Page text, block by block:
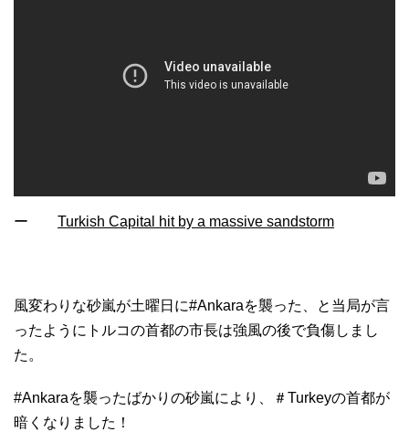
ー Turkish Capital hit by a massive sandstorm
風変わりな砂嵐が土曜日に#Ankaraを襲った、と当局が言
ったようにトルコの首都の市長は強風の後で負傷しまし
た。
#Ankaraを襲ったばかりの砂嵐により、＃Turkeyの首都が
暗くなりました！